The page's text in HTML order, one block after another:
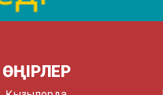
ӨҢІРЛЕР